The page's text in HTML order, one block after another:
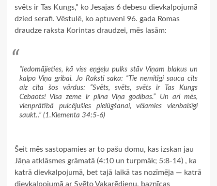
svēts ir Tas Kungs,” ko Jesajas 6 debesu dievkalpojumā
dzied serafi. Vēstulē, ko aptuveni 96. gada Romas
draudze raksta Korintas draudzei, mēs lasām:
“Iedomājieties, kā viss eņģeļu pulks stāv Viņam blakus un
kalpo Viņa gribai. Jo Raksti saka: “Tie nemitīgi sauca cits
aiz cita šos vārdus: “Svēts, svēts, svēts ir Tas Kungs
Cebaots! Visa zeme ir pilna Viņa godības.” Un arī mēs,
vienprātībā pulcējušies pielūgšanai, vēlamies vienbalsīgi
saukt..” (1.Klementa 34:5-6)
Šeit mēs sastopamies ar to pašu domu, kas izskan jau
Jāņa atklāsmes grāmatā (4:10 un turpmāk; 5:8-14) , ka
katrā dievkalpojumā, bet tajā laikā tas nozīmēja — katrā
dievkalpojumā ar Svēto Vakarēdienu, baznīcas